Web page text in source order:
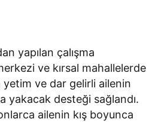
yapılan çalışma
ve kırsal mahallelerde
yetim ve dar gelirli ailenin
yakacak desteği sağlandı.
ailenin kış boyunca